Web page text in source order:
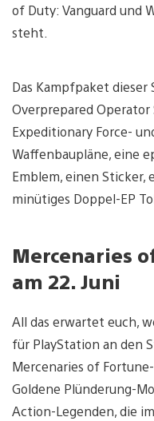
of Duty: Vanguard und
steht.
Das Kampfpaket
Overprepared Operator
Expeditionary Force-
Waffenbaupläne, eine
Emblem, einen Sticker,
minütiges Doppel-EP
Mercenaries
am 22. Juni
All das erwartet euch,
für PlayStation an den
Mercenaries of
Goldene Plünderung-
Action-Legenden, die